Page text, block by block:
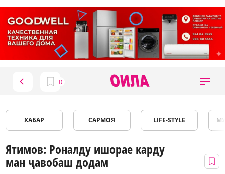
ХАБАР САРМОЯ LIFE-STYLE
Ятимов: Роналду ишорае карду
ман ҷавобаш додам